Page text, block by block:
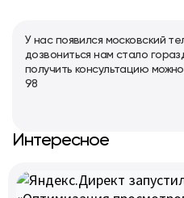
У нас появился московский
дозвониться нам стало
получить консультацию
98
Интересное